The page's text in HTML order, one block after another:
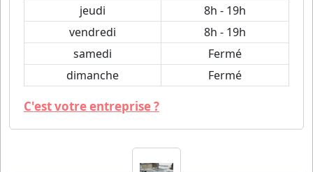
jeudi
8h - 19h
vendredi
8h - 19h
samedi
Fermé
dimanche
Fermé
C'est votre entreprise ?